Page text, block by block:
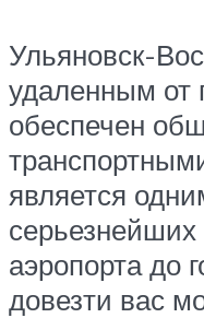
Ульяновск-
удаленным от
обеспечен
является
аэропорта до
довезти вас